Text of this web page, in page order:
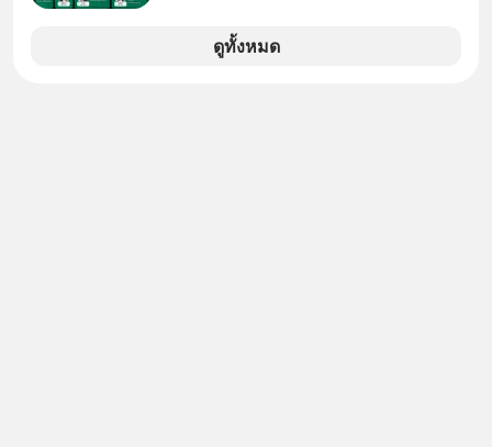
สัญญาณเตือน และชะลอตัวอย่างมีสติ
เมื่อรู้ว่าผลงานชิ้นเอกกำลังจะตกไปอยู่
ในมือของอาณาจักรที่จ้องจะทำลายมัน
ดูทั้งหมด